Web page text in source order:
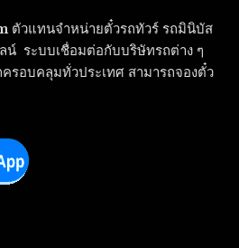
ตัวแทนจำหน่ายตั๋วรถทัวร์ รถมินิบัส
น์ ระบบเชื่อมต่อกับบริษัทรถต่าง ๆ
รอบคลุมทั่วประเทศ สามารถจองตั๋ว